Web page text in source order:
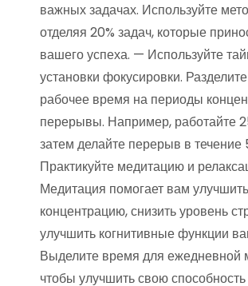
важных задачах. Используйте
отделяя 20% задач, которые
вашего успеха. — Используйте
установки фокусировки.
рабочее время на периоды
перерывы. Например, работайте
затем делайте перерыв в течение
Практикуйте медитацию и
Медитация помогает вам улучшить
концентрацию, снизить уровень
улучшить когнитивные функции
Выделите время для ежедневной
чтобы улучшить свою способность